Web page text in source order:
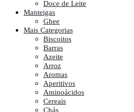
Doce de Leite
Manteigas
Ghee
Mais Categorias
Biscoitos
Barras
Azeite
Arroz
Aromas
Aperitivos
Aminoácidos
Cereais
Chás